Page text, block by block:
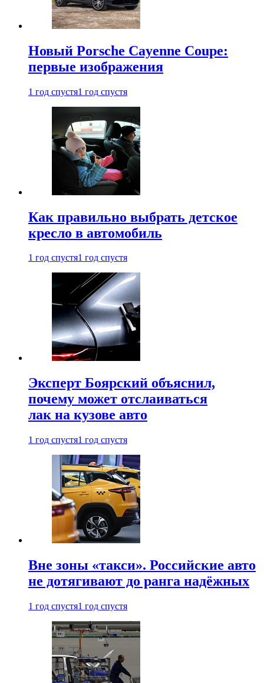
Новый Porsche Cayenne Coupe:
первые изображения
1 год спустя1 год спустя
Как правильно выбрать детское
кресло в автомобиль
1 год спустя1 год спустя
Эксперт Боярский объяснил,
почему может отслаиваться
лак на кузове авто
1 год спустя1 год спустя
Вне зоны «такси». Российские авто
не дотягивают до ранга надёжных
1 год спустя1 год спустя